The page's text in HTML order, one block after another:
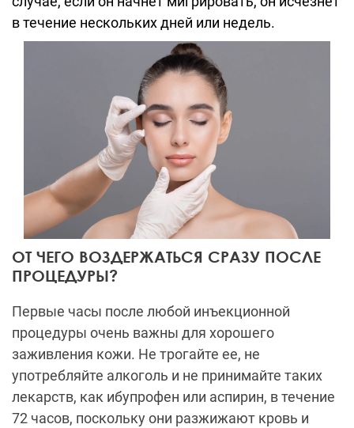
в течение нескольких дней или недель.
ОТ ЧЕГО ВОЗДЕРЖАТЬСЯ СРАЗУ ПОСЛЕ
ПРОЦЕДУРЫ?
Первые часы после любой инъекционной
процедуры очень важны для хорошего
заживления кожи. Не трогайте ее, не
употребляйте алкоголь и не принимайте таких
лекарств, как ибупрофен или аспирин, в течение
72 часов, поскольку они разжижают кровь и